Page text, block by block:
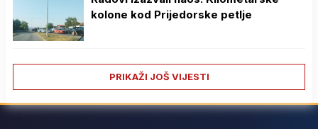
kolone kod Prijedorske petlje
PRIKAŽI JOŠ VIJESTI